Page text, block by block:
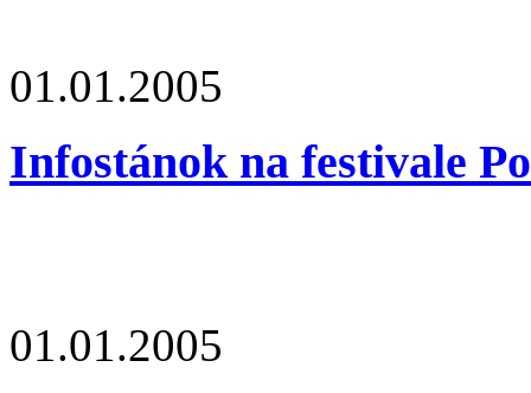
01.01.2005
Infostánok na festivale
01.01.2005